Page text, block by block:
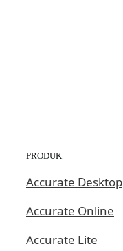
PRODUK
Accurate Desktop
Accurate Online
Accurate Lite